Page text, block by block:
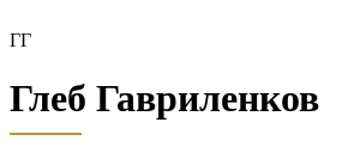
ГГ
Глеб Гавриленков